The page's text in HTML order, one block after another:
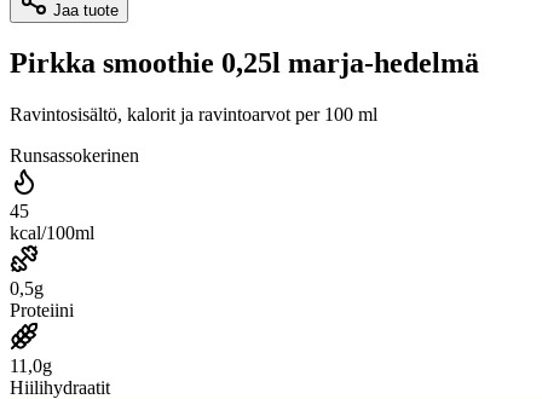
Jaa tuote
Pirkka smoothie 0,25l marja-hedelmä
Ravintosisältö, kalorit ja ravintoarvot per 100 ml
Runsassokerinen
45
kcal/100ml
0,5g
Proteiini
11,0g
Hiilihydraatit